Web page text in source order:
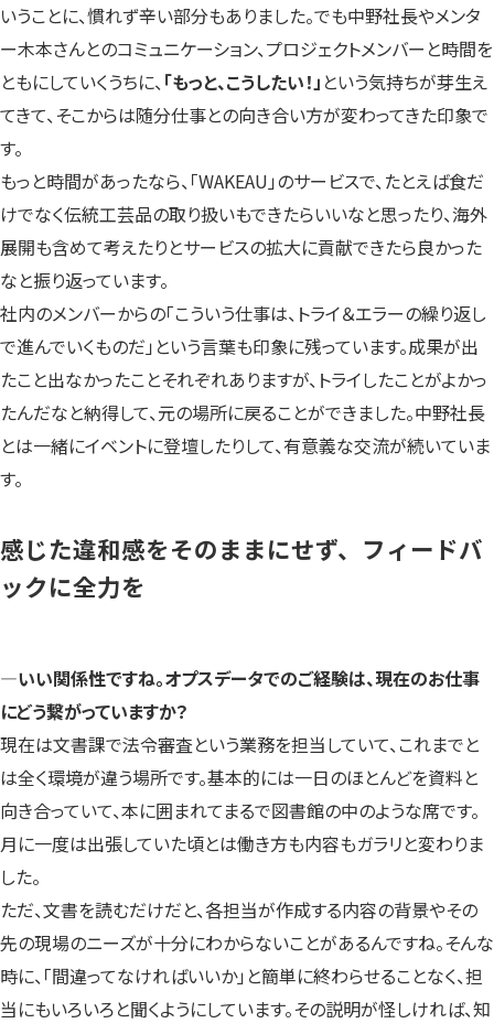
いうことに、慣れず辛い部分もありました。でも中野社長やメンタ
ー木本さんとのコミュニケーション、プロジェクトメンバーと時間を
ともにしていくうちに、 「もっと、こうしたい！」 という気持ちが芽生え
てきて、そこからは随分仕事との向き合い方が変わってきた印象で
す。
もっと時間があったなら、「WAKEAU」のサービスで、たとえば食だ
けでなく伝統工芸品の取り扱いもできたらいいなと思ったり、海外
展開も含めて考えたりとサービスの拡大に貢献できたら良かった
なと振り返っています。
社内のメンバーからの「こういう仕事は、トライ＆エラーの繰り返し
で進んでいくものだ」という言葉も印象に残っています。成果が出
たこと出なかったことそれぞれありますが、トライしたことがよかっ
たんだなと納得して、元の場所に戻ることができました。中野社長
とは一緒にイベントに登壇したりして、有意義な交流が続いていま
す。
感じた違和感をそのままにせず、フィードバ
ックに全力を
―いい関係性ですね。オプスデータでのご経験は、現在のお仕事
にどう繋がっていますか？
現在は文書課で法令審査という業務を担当していて、これまでと
は全く環境が違う場所です。基本的には一日のほとんどを資料と
向き合っていて、本に囲まれてまるで図書館の中のような席です。
月に一度は出張していた頃とは働き方も内容もガラリと変わりま
した。
ただ、文書を読むだけだと、各担当が作成する内容の背景やその
先の現場のニーズが十分にわからないことがあるんですね。そんな
時に、「間違ってなければいいか」と簡単に終わらせることなく、担
当にもいろいろと聞くようにしています。その説明が怪しければ、知